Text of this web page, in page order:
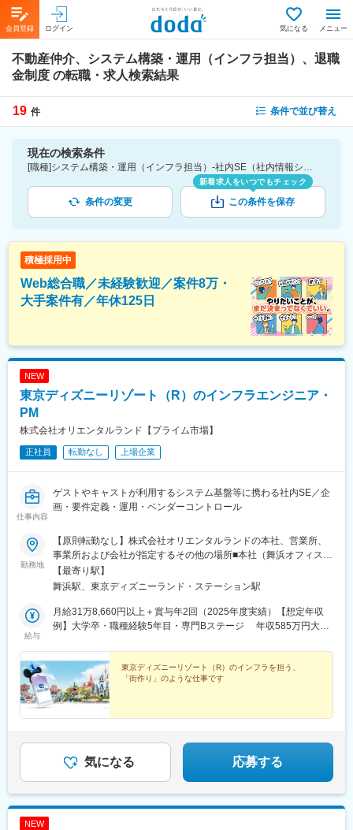
会員登録 ログイン 気になる メニュー
不動産仲介、システム構築・運用（インフラ担当）、退職
金制度 の転職・求人検索結果
19 件 条件で並び替え
現在の検索条件
[職種]システム構築・運用（インフラ担当）-社内SE（社内情報システム） [業種]不動産仲介-建設・プラント・不動産業界 [詳細条件](待遇・福利厚生)退職金制度
条件の変更
新着求人をいつでもチェック
この条件を保存
積極採用中
Web総合職／未経験歓迎／案件8万・
大手案件有／年休125日
NEW
東京ディズニーリゾート（R）のインフラエンジニア・
PM
株式会社オリエンタルランド【プライム市場】
正社員 転勤なし 上場企業
仕事内容
ゲストやキャストが利用するシステム基盤等に携わる社内SE／企
画・要件定義・運用・ベンダーコントロール
勤務地
【原則転勤なし】株式会社オリエンタルランドの本社、営業所、
事業所および会社が指定するその他の場所■本社（舞浜オフィス）
└千葉県浦安市舞浜1-1└JR京葉線「舞浜駅」より徒歩10分＼一部
リモートワーク可能／・社内規定あり・頻度などは担当業務やプ
内禁煙
【最寄り駅】
舞浜駅、東京ディズニーランド・ステーション駅
給与
月給31万8,660円以上＋賞与年2回（2025年度実績）【想定年収
例】大学卒・職種経験5年目・専門Bステージ 年収585万円大学
経験13年目・専門Aステージ 年収727万円※上記年収例は時間外
勤務15時間／月の場合（固定残業制度はございません）※経験・
年齢・能力を考慮の上、当社規定により決定いたします。※通勤手
当、その他諸手当は上記想定年収に含まれておりません。別途支
給いたします。※ステージ参考 専門B→専門A→スペシャリスト
東京ディズニーリゾート（R）のインフラを担う、
「街作り」のような仕事です
気になる 応募する
NEW